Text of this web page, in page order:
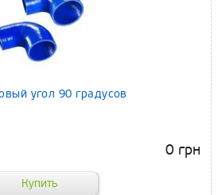
угол 90 градусов
0 грн